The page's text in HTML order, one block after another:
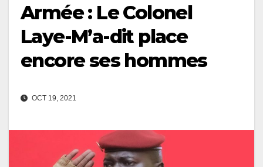
Armée : Le Colonel
Laye-M’a-dit place
encore ses hommes
OCT 19, 2021